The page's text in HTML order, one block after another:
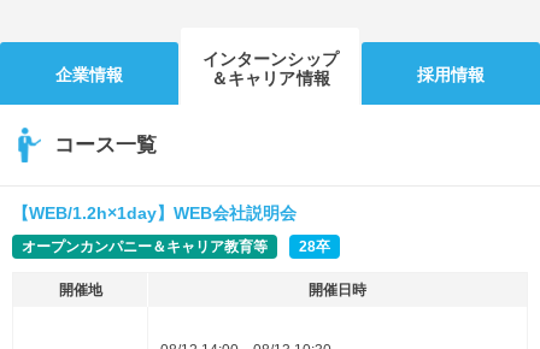
企業情報
インターンシップ
＆キャリア情報
採用情報
コース一覧
【WEB/1.2h×1day】WEB会社説明会
オープンカンパニー＆キャリア教育等 28卒
開催地 開催日時